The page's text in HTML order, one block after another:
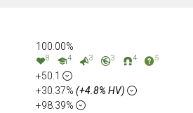
100.00%
8 4 3 3 4 5
+50.1
+30.37% (+4.8% HV)
+98.39%